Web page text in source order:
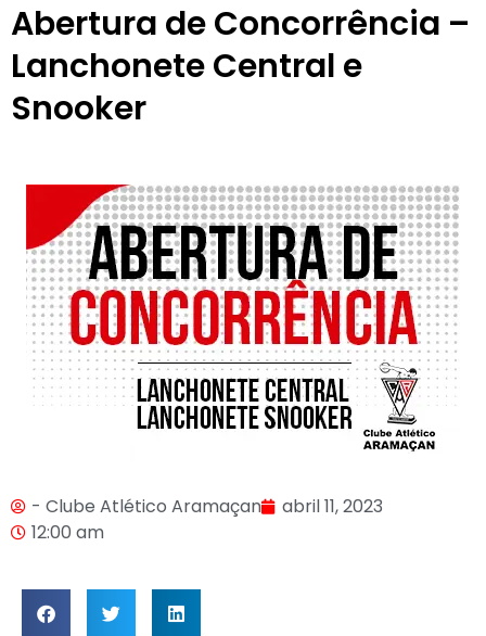
Abertura de Concorrência –
Lanchonete Central e
Snooker
- Clube Atlético Aramaçan
abril 11, 2023
12:00 am